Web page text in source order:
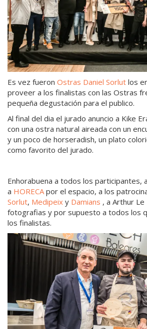
Es vez fueron Ostras Daniel Sorlut los
proveer a los finalistas con las Ostras
pequeña degustación para el publico.
Al final del dia el jurado anuncio a Kike
con una ostra natural aireada con un
y un poco de horseradish, un plato
como favorito del jurado.
Enhorabuena a todos los participantes,
a HORECA por el espacio, a los
Sorlut, Medipeix y Damians , a Arthur Le
fotografias y por supuesto a todos los
los finalistas.